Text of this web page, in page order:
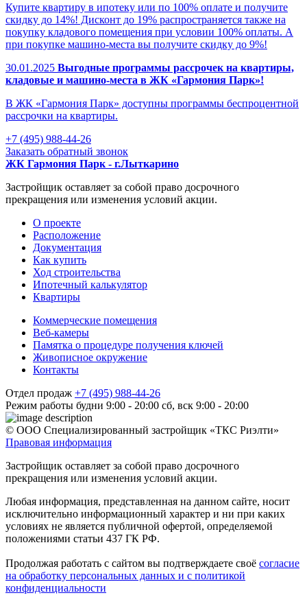
Купите квартиру в ипотеку или по 100% оплате и получите
скидку до 14%! Дисконт до 19% распространяется также на
покупку кладового помещения при условии 100% оплаты. А
при покупке машино-места вы получите скидку до 9%!
30.01.2025 Выгодные программы рассрочек на квартиры,
кладовые и машино-места в ЖК «Гармония Парк»!
В ЖК «Гармония Парк» доступны программы беспроцентной
рассрочки на квартиры.
+7 (495) 988-44-26
Заказать обратный звонок
ЖК Гармония Парк - г.Лыткарино
Застройщик оставляет за собой право досрочного
прекращения или изменения условий акции.
О проекте
Раcположение
Документация
Как купить
Ход строительства
Ипотечный калькулятор
Квартиры
Коммерческие помещения
Веб-камеры
Памятка о процедуре получения ключей
Живописное окружение
Контакты
Отдел продаж +7 (495) 988-44-26
Режим работы будни 9:00 - 20:00 сб, вск 9:00 - 20:00
© ООО Специализированный застройщик «ТКС Риэлти»
Правовая информация
Застройщик оставляет за собой право досрочного
прекращения или изменения условий акции.
Любая информация, представленная на данном сайте, носит
исключительно информационный характер и ни при каких
условиях не является публичной офертой, определяемой
положениями статьи 437 ГК РФ.
Продолжая работать с сайтом вы подтверждаете своё согласие
на обработку персональных данных и с политикой
конфиденциальности